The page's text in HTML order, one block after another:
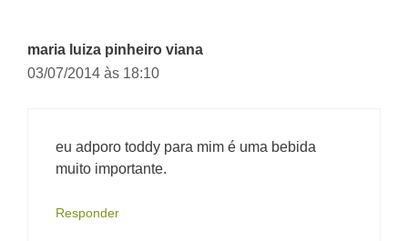
maria luiza pinheiro viana
03/07/2014 às 18:10
eu adporo toddy para mim é uma bebida
muito importante.
Responder